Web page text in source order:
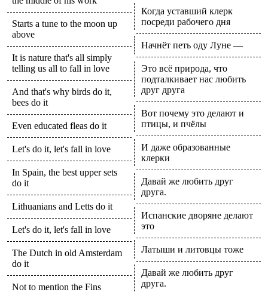
Starts a tune to the moon up
above
It is nature that's all simply
telling us all to fall in love
And that's why birds do it,
bees do it
Even educated fleas do it
Let's do it, let's fall in love
In Spain, the best upper sets
do it
Lithuanians and Letts do it
Let's do it, let's fall in love
The Dutch in old Amsterdam
do it
Not to mention the Fins
Когда уставший клерк
посреди рабочего дня
Начнёт петь оду Луне —
Это всё природа, что
подталкивает нас любить
друг друга
Вот почему это делают и
птицы, и пчёлы
И даже образованные
клерки
Давай же любить друг
друга.
Испанские дворяне делают
это
Латыши и литовцы тоже
Давай же любить друг
друга.